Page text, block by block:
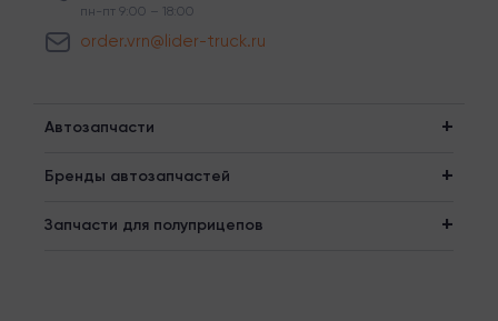
пн-пт 9:00 – 18:00
order.vrn@lider-truck.ru
Автозапчасти
Бренды автозапчастей
Запчасти для полуприцепов